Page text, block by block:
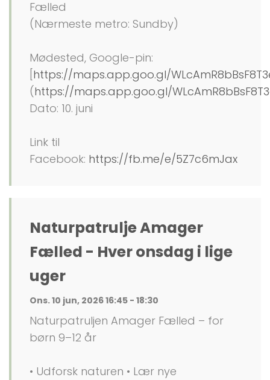
Fælled
(Nærmeste metro: Sundby)
Mødested, Google-pin:
https://maps.app.goo.gl/
(https://maps.app.goo.gl/
Dato: 10. juni
Link til
Facebook: https://fb.me/e/5Z7c6mJax
Naturpatrulje Amager
Fælled - Hver onsdag i lige
uger
Ons. 10 jun, 2026 16:45 - 18:30
Naturpatruljen Amager Fælled – for
børn 9–12 år
• Udforsk naturen • Lær nye